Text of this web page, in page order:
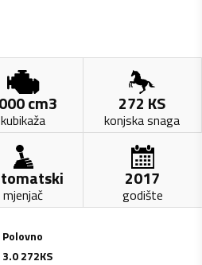
cm3
kubikaža
272 KS
konjska snaga
mjenjač
2017
godište
Polovno
3.0 272KS